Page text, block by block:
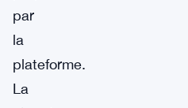
par
la
plateforme.
La